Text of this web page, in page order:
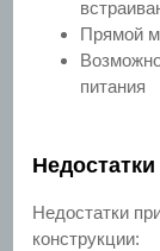
Прямой
питания
Недостатки
Недостатки
конструкции: